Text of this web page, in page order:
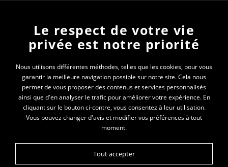
Newsletter
En vous inscrivant à la newsletter, vous recevrez
toutes les actualités des PEP 69
Votre e-mail*
Le respect de votre vie
privée est notre priorité
Nous utilisons différentes méthodes, telles que les cookies, pour vous
garantir la meilleure navigation possible sur notre site. Cela nous
permet de vous proposer des contenus et services personnalisés
ainsi que d'en analyser le trafic pour améliorer votre expérience. En
cliquant sur le bouton ci-contre, vous consentez à leur utilisation.
Vous pouvez changer d'avis et modifier vos préférences à tout
moment.
Tout accepter